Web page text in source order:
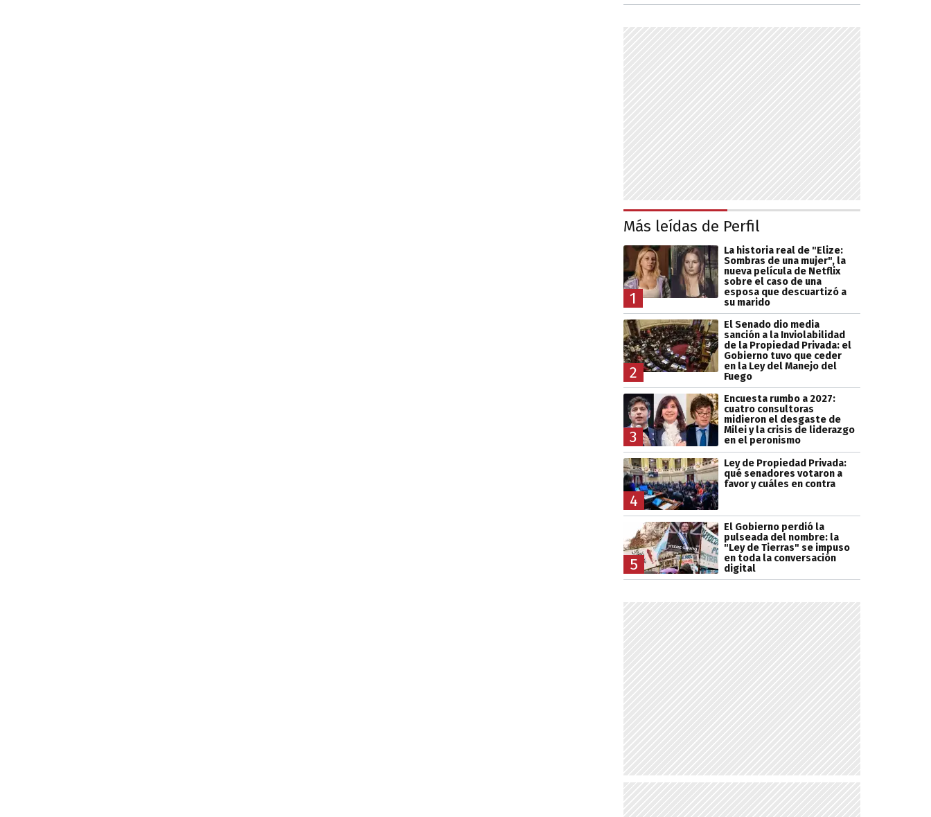
Más leídas de Perfil
1
La historia real de "Elize:
Sombras de una mujer", la
nueva película de Netflix
sobre el caso de una
esposa que descuartizó a
su marido
2
El Senado dio media
sanción a la Inviolabilidad
de la Propiedad Privada: el
Gobierno tuvo que ceder
en la Ley del Manejo del
Fuego
3
Encuesta rumbo a 2027:
cuatro consultoras
midieron el desgaste de
Milei y la crisis de liderazgo
en el peronismo
4
Ley de Propiedad Privada:
qué senadores votaron a
favor y cuáles en contra
5
El Gobierno perdió la
pulseada del nombre: la
"Ley de Tierras" se impuso
en toda la conversación
digital